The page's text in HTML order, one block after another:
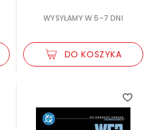
WYSYŁAMY W 5-7 DNI
DO KOSZYKA